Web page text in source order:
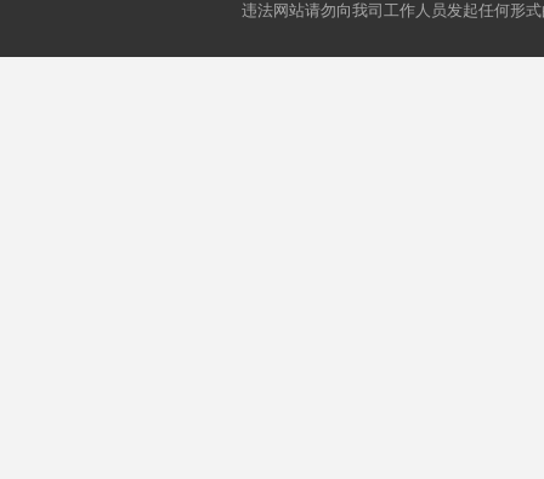
违法网站请勿向我司工作人员发起任何形